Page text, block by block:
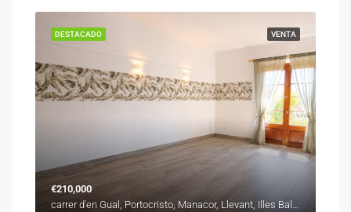
VENTA
DESTACADO
€210,000
carrer d'en Gual, Portocristo, Manacor, Llevant, Illes Balears, 07680, España